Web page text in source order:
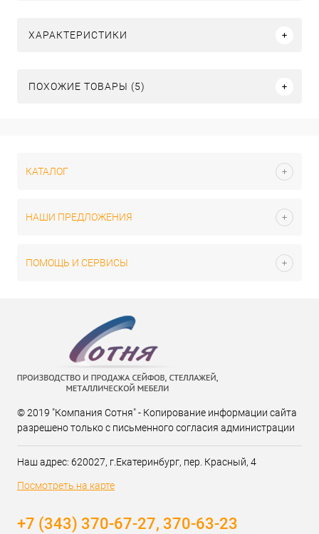
ХАРАКТЕРИСТИКИ
ПОХОЖИЕ ТОВАРЫ (5)
КАТАЛОГ
НАШИ ПРЕДЛОЖЕНИЯ
ПОМОЩЬ И СЕРВИСЫ
© 2019 "Компания Сотня" - Копирование информации сайта
разрешено только с письменного согласия администрации
Наш адрес: 620027, г.Екатеринбург, пер. Красный, 4
Посмотреть на карте
+7 (343) 370-67-27, 370-63-23